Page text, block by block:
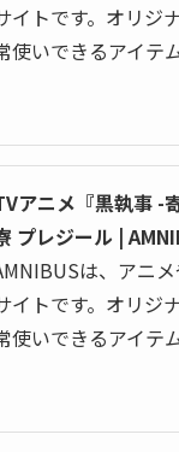
イトです。オリジ
使いできるアイテ
アニメ『黒執事 -
プレジール |
は、アニ
イトです。オリジ
使いできるアイテ